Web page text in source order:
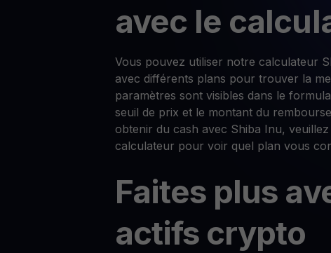
avec le
Vous pouvez utiliser notre calculateur
avec différents plans pour trouver la
paramètres sont visibles dans le
seuil de prix et le montant du
obtenir du cash avec Shiba Inu, veuillez
calculateur pour voir quel plan vous
Faites plus
actifs crypto